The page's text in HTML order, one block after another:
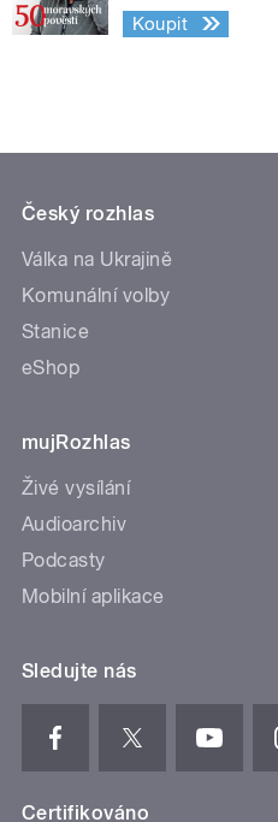
Koupit
Český rozhlas
Válka na Ukrajině
Komunální volby
Stanice
eShop
mujRozhlas
Živé vysílání
Audioarchiv
Podcasty
Mobilní aplikace
Sledujte nás
Certifikováno